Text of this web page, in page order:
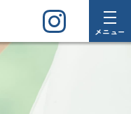
メニュー